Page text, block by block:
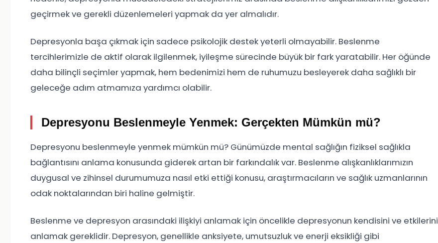
geçirmek ve gerekli düzenlemeleri yapmak da yer almalıdır.
Depresyonla başa çıkmak için sadece psikolojik destek yeterli olmayabilir. Beslenme
tercihlerimizle de aktif olarak ilgilenmek, iyileşme sürecinde büyük bir fark yaratabilir. Her öğünde
daha bilinçli seçimler yapmak, hem bedenimizi hem de ruhumuzu besleyerek daha sağlıklı bir
geleceğe adım atmamıza yardımcı olabilir.
Depresyonu Beslenmeyle Yenmek: Gerçekten Mümkün mü?
Depresyonu beslenmeyle yenmek mümkün mü? Günümüzde mental sağlığın fiziksel sağlıkla
bağlantısını anlama konusunda giderek artan bir farkındalık var. Beslenme alışkanlıklarımızın
duygusal ve zihinsel durumumuza nasıl etki ettiği konusu, araştırmacıların ve sağlık uzmanlarının
odak noktalarından biri haline gelmiştir.
Beslenme ve depresyon arasındaki ilişkiyi anlamak için öncelikle depresyonun kendisini ve etkilerini
anlamak gereklidir. Depresyon, genellikle anksiyete, umutsuzluk ve enerji eksikliği gibi